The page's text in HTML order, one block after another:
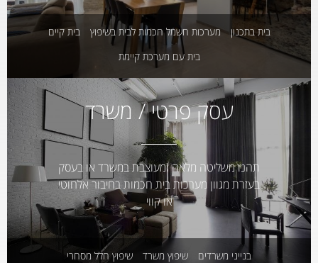
בית בתכנון מערכות חשמל חכמות לבית בשיפוץ
בית קיים
בית עם מערכת קיימת
עסק פרטי / משרד
תהנו משליטה מלאה ומעוצבת במשרד או בעסק
בעזרת מגוון מערכות בית חכמות בחיבור אלחוטי
או קווי
בנייני משרדים שיפוץ משרד שיפוץ חלל מסחרי